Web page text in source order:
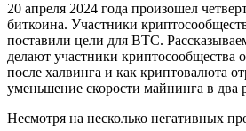
20 апреля 2024 года произошел
биткоина. Участники
поставили цели для BTC.
делают участники криптосообщества
после халвинга и как криптовалюта
уменьшение скорости майнинга в два
Несмотря на несколько негативных